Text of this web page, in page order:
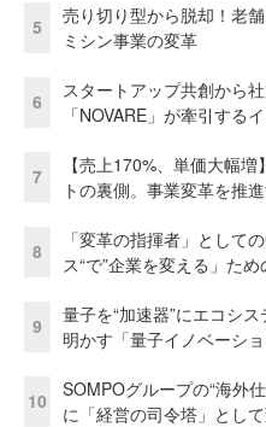
5
売り切り型から脱却！老
ミシン事業の変革
6
スタートアップ共創から
「NOVARE」が牽引する
7
【売上170%、単価大幅
トの裏側。事業変革を推
8
「変革の指揮者」として
ス“で”企業を変える」た
9
量子を“加速器”にエコシ
明かす「量子イノベーシ
10
SOMPOグループの“海外
に「経営の司令塔」とし